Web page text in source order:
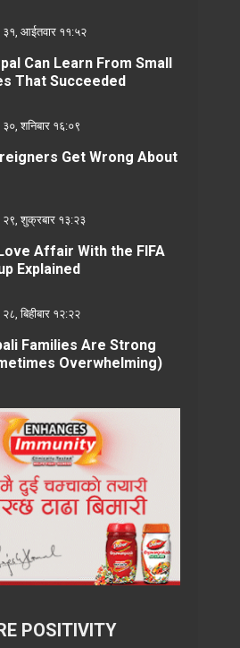
३१, आईतवार ११:५२
Can Learn From Small
That Succeeded
शनिबार १६:०९
Get Wrong About
२९, शुक्रबार १३:२३
Affair With the FIFA
Explained
बिहीबार १२:२२
Families Are Strong
Overwhelming)
POSITIVITY